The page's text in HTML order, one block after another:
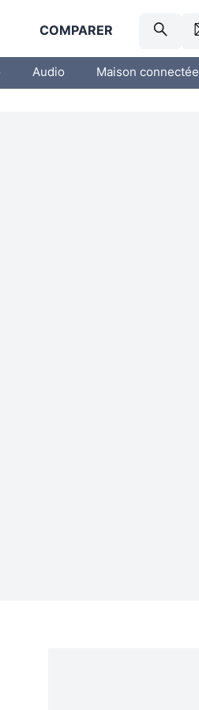
COMPARER
Audio Maison connectée